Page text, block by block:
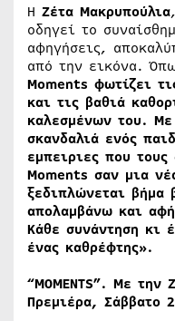
Η Ζέτα Μακρυπούλια
οδηγεί το
αφηγήσεις,
από την εικόνα.
Moments φωτίζει
και τις βαθιά
καλεσμένων του.
σκανδαλιά ενός
εμπειριες που
Moments σαν μια
ξεδιπλώνεται
απολαμβάνω και
Κάθε συνάντηση κι
ένας καθρέφτης».
“MOMENTS”. Με
Πρεμιέρα, Σάββατο